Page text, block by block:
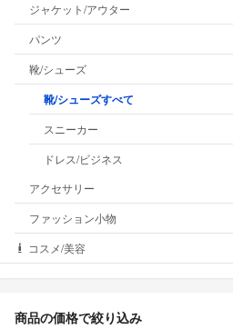
ジャケット/アウター
パンツ
靴/シューズ
靴/シューズすべて
スニーカー
ドレス/ビジネス
アクセサリー
ファッション小物
コスメ/美容
商品の価格で絞り込み